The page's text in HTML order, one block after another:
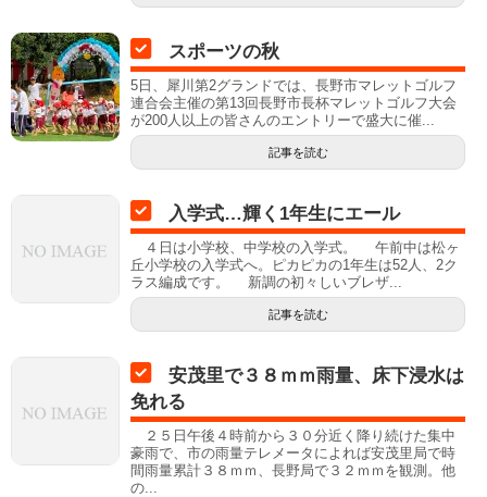
スポーツの秋
5日、犀川第2グランドでは、長野市マレットゴルフ
連合会主催の第13回長野市長杯マレットゴルフ大会
が200人以上の皆さんのエントリーで盛大に催...
記事を読む
入学式…輝く1年生にエール
４日は小学校、中学校の入学式。 午前中は松ヶ
丘小学校の入学式へ。ピカピカの1年生は52人、2ク
ラス編成です。 新調の初々しいブレザ...
記事を読む
安茂里で３８ｍｍ雨量、床下浸水は
免れる
２５日午後４時前から３０分近く降り続けた集中
豪雨で、市の雨量テレメータによれば安茂里局で時
間雨量累計３８ｍｍ、長野局で３２ｍｍを観測。他
の...